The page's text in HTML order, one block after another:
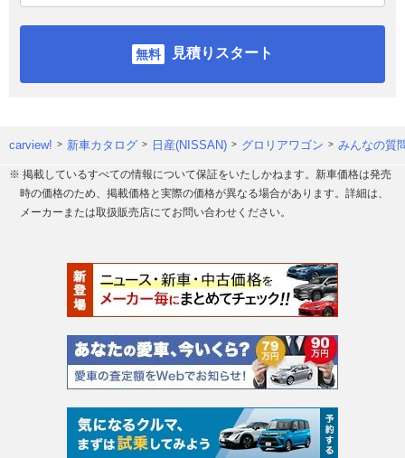
見積りスタート
carview! 新車カタログ 日産(NISSAN) グロリアワゴン みんなの質
※ 掲載しているすべての情報について保証をいたしかねます。新車価格は発売
時の価格のため、掲載価格と実際の価格が異なる場合があります。詳細は、
メーカーまたは取扱販売店にてお問い合わせください。